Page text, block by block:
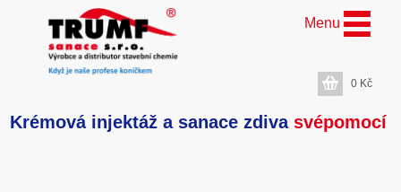
Krémová injektáž a sanace zdiva svépomocí
Menu
0 Kč